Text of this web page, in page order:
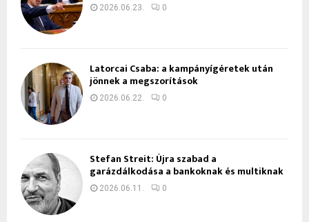
2026.06.23. 0
Latorcai Csaba: a kampányígéretek után
jönnek a megszorítások
2026.06.22. 0
Stefan Streit: Újra szabad a
garázdálkodása a bankoknak és multiknak
2026.06.11. 0